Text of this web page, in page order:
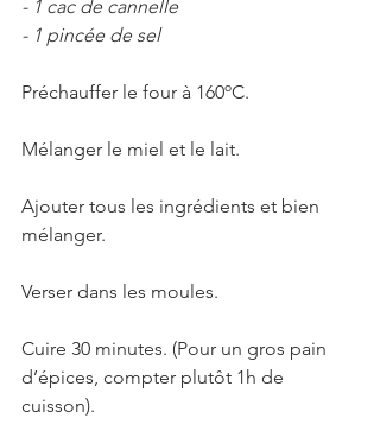
- 1 cac de cannelle
- 1 pincée de sel
Préchauffer le four à 160ºC.
Mélanger le miel et le lait.
Ajouter tous les ingrédients et bien
mélanger.
Verser dans les moules.
Cuire 30 minutes. (Pour un gros pain
d’épices, compter plutôt 1h de
cuisson).